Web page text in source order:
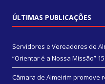
ÚLTIMAS PUBLICAÇÕES
Servidores e Vereadores de
“Orientar é a Nossa Missão”
Câmara de Almeirim promove